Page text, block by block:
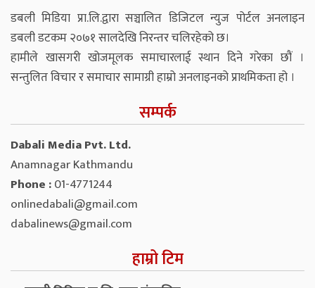
डबली मिडिया प्रा.लि.द्वारा सञ्चालित डिजिटल न्युज पोर्टल अनलाइन
डबली डटकम २०७१ सालदेखि निरन्तर चलिरहेको छ।
हामीले खासगरी खोजमूलक समाचारलाई स्थान दिने गरेका छौं ।
सन्तुलित विचार र समाचार सामाग्री हाम्रो अनलाइनको प्राथमिकता हो ।
सम्पर्क
Dabali Media Pvt. Ltd.
Anamnagar Kathmandu
Phone :01-4771244
onlinedabali@gmail.com
dabalinews@gmail.com
हाम्रो टिम